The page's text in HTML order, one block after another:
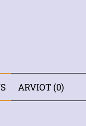
ARVIOT (0)